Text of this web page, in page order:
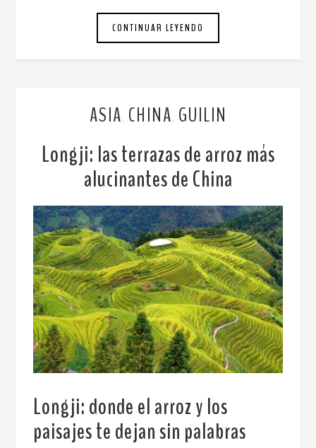
CONTINUAR LEYENDO
ASIA, CHINA, GUILIN
Longji: las terrazas de arroz más
alucinantes de China
Longji: donde el arroz y los
paisajes te dejan sin palabras